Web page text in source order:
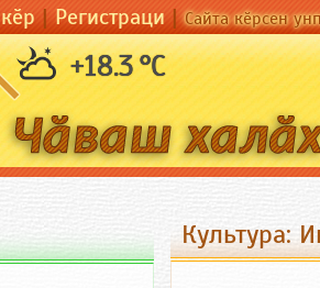
|Регистраци|Сайта кӗрсен
+18.3 °C
Культура: